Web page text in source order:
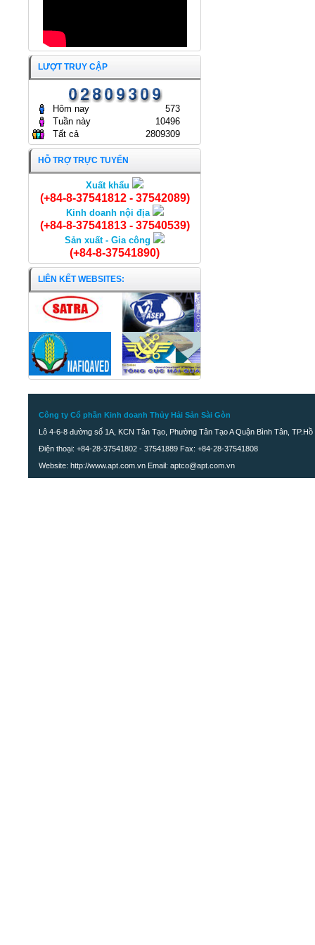
Cá Sặc rằn NC bỏ đầu
LƯỢT TRUY CẬP
Hôm nay
573
Tuần này
10496
Tất cả
2809309
HỖ TRỢ TRỰC TUYẾN
Xuất khẩu
(+84-8-37541812 - 37542089)
Kinh doanh nội địa
(+84-8-37541813 - 37540539)
Sản xuất - Gia công
(+84-8-37541890)
LIÊN KẾT WEBSITES:
Công ty Cổ phần Kinh doanh Thủy Hải Sản Sài Gòn
Lô 4-6-8 đường số 1A, KCN Tân Tạo, Phường Tân Tạo A Quận Bình Tân, TP.Hồ
Điện thoại: +84-28-37541802 - 37541889 Fax: +84-28-37541808
Website: http://www.apt.com.vn Email: aptco@apt.com.vn